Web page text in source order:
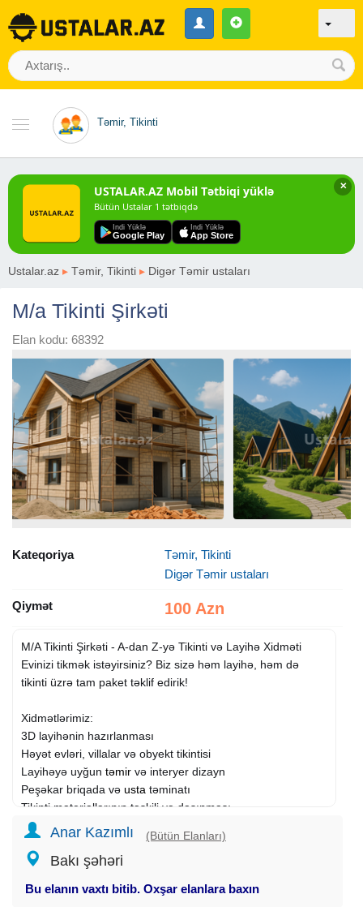
Təmir, Tikinti
✕
USTALAR.AZ Mobil Tətbiqi yüklə
Bütün Ustalar 1 tətbiqdə
Indi Yüklə
Google Play
Indi Yüklə
App Store
Ustalar.az ▸ Təmir, Tikinti ▸ Digər Təmir ustaları
M/a Tikinti Şirkəti
Elan kodu: 68392
Kateqoriya
Təmir, Tikinti
Digər Təmir ustaları
Qiymət 100 Azn
M/A Tikinti Şirkəti - A-dan Z-yə Tikinti və Layihə Xidməti
Evinizi tikmək istəyirsiniz? Biz sizə həm layihə, həm də
tikinti üzrə tam paket təklif edirik!
Xidmətlərimiz:
3D layihənin hazırlanması
Həyət evləri, villalar və obyekt tikintisi
Layihəyə uyğun təmir və interyer dizayn
Peşəkar briqada və usta təminatı
Tikinti materiallarının təşkili və daşınması
Rəsmi müqavilə və zəmanətli xidmət
YENİ! Yeni adla fəaliyyətə başladığımız üçün hər görülən
Xidmət ərazisi: Bakı və ətraf rayonlar
Anar Kazımlı (Bütün Elanları)
Bakı şəhəri
Bu elanın vaxtı bitib. Oxşar elanlara baxın